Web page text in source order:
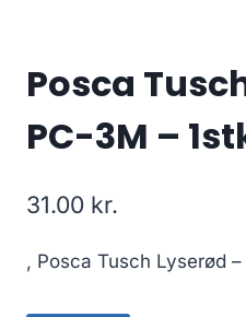
Posca
PC-3M –
31.00 kr.
, Posca Tusch Lyserød